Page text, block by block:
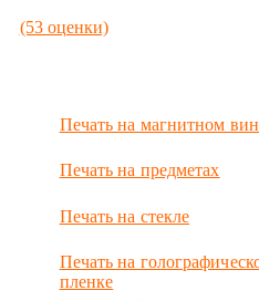
(53 оценки)
Печать на магнитном
Печать на предметах
Печать на стекле
Печать на
пленке